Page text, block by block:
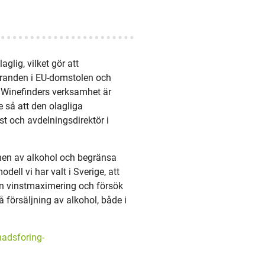
vilket gör att
i EU-domstolen och
verksamhet är
så att den olagliga
och avdelningsdirektör i
av alkohol och begränsa
vi har valt i Sverige, att
vinstmaximering och försök
försäljning av alkohol, både i